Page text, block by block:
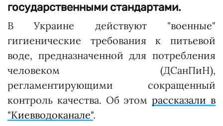
государственными стандартами.
В Украине действуют "военные"
гигиенические требования к питьевой
воде, предназначенной для потребления
человеком (ДСанПиН),
регламентирующими сокращенный
контроль качества. Об этомрассказали в
"Киевводоканале".